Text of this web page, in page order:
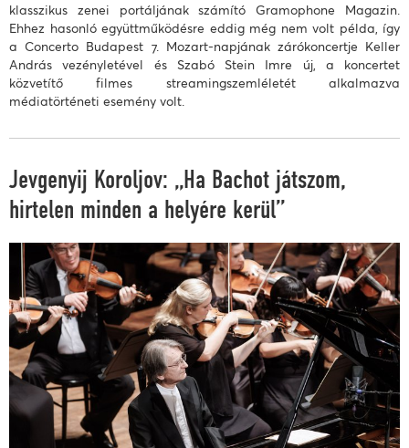
klasszikus zenei portáljának számító Gramophone Magazin.
Ehhez hasonló együttműködésre eddig még nem volt példa, így
a Concerto Budapest 7. Mozart-napjának zárókoncertje Keller
András vezényletével és Szabó Stein Imre új, a koncertet
közvetítő filmes streamingszemléletét alkalmazva
médiatörténeti esemény volt.
Jevgenyij Koroljov: „Ha Bachot játszom,
hirtelen minden a helyére kerül”